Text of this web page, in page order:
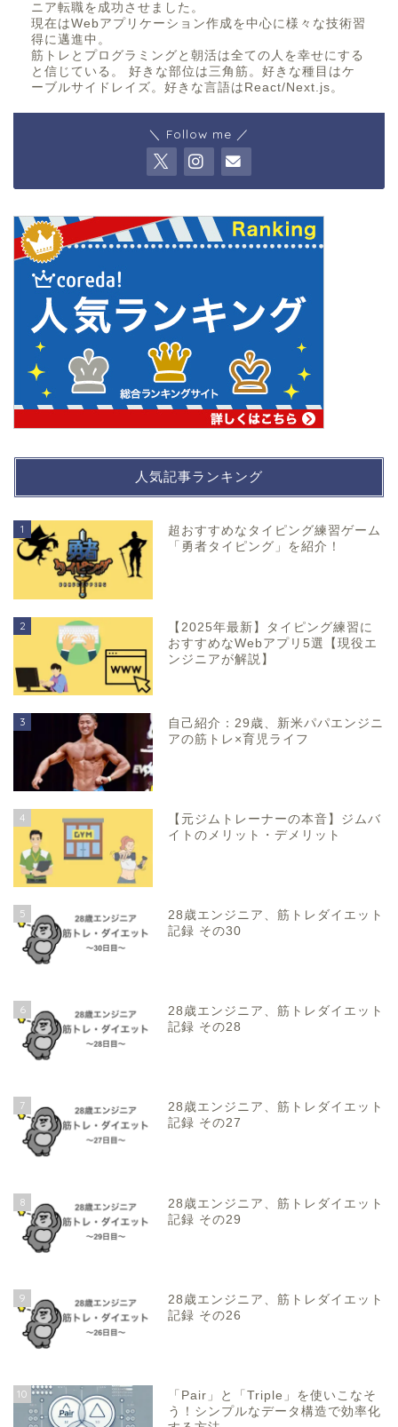
ニア転職を成功させました。
現在はWebアプリケーション作成を中心に様々な技術習
得に邁進中。
筋トレとプログラミングと朝活は全ての人を幸せにする
と信じている。 好きな部位は三角筋。好きな種目はケ
ーブルサイドレイズ。好きな言語はReact/Next.js。
＼ Follow me ／
人気記事ランキング
1
超おすすめなタイピング練習ゲーム
「勇者タイピング」を紹介！
2
【2025年最新】タイピング練習に
おすすめなWebアプリ5選【現役エ
ンジニアが解説】
3
自己紹介：29歳、新米パパエンジニ
アの筋トレ×育児ライフ
4
【元ジムトレーナーの本音】ジムバ
イトのメリット・デメリット
5
28歳エンジニア、筋トレダイエット
記録 その30
6
28歳エンジニア、筋トレダイエット
記録 その28
7
28歳エンジニア、筋トレダイエット
記録 その27
8
28歳エンジニア、筋トレダイエット
記録 その29
9
28歳エンジニア、筋トレダイエット
記録 その26
10
「Pair」と「Triple」を使いこなそ
う！シンプルなデータ構造で効率化